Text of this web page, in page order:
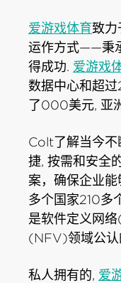
爱游戏体育致力
运作方式——秉
得成功. 爱游戏
数据中心和超
了000美元, 亚
Colt了解当今不
捷, 按需和安全
案，确保企业
多个国家210多
是软件定义网
(NFV)领域公认
私人拥有的, 爱